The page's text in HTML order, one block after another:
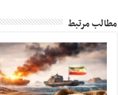
مطالب مرتبط